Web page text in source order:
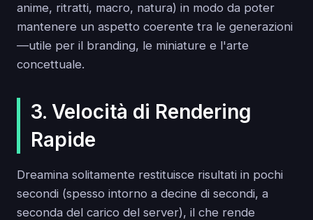
anime, ritratti, macro, natura) in modo da poter
mantenere un aspetto coerente tra le generazioni
—utile per il branding, le miniature e l'arte
concettuale.
3. Velocità di Rendering
Rapide
Dreamina solitamente restituisce risultati in pochi
secondi (spesso intorno a decine di secondi, a
seconda del carico del server), il che rende